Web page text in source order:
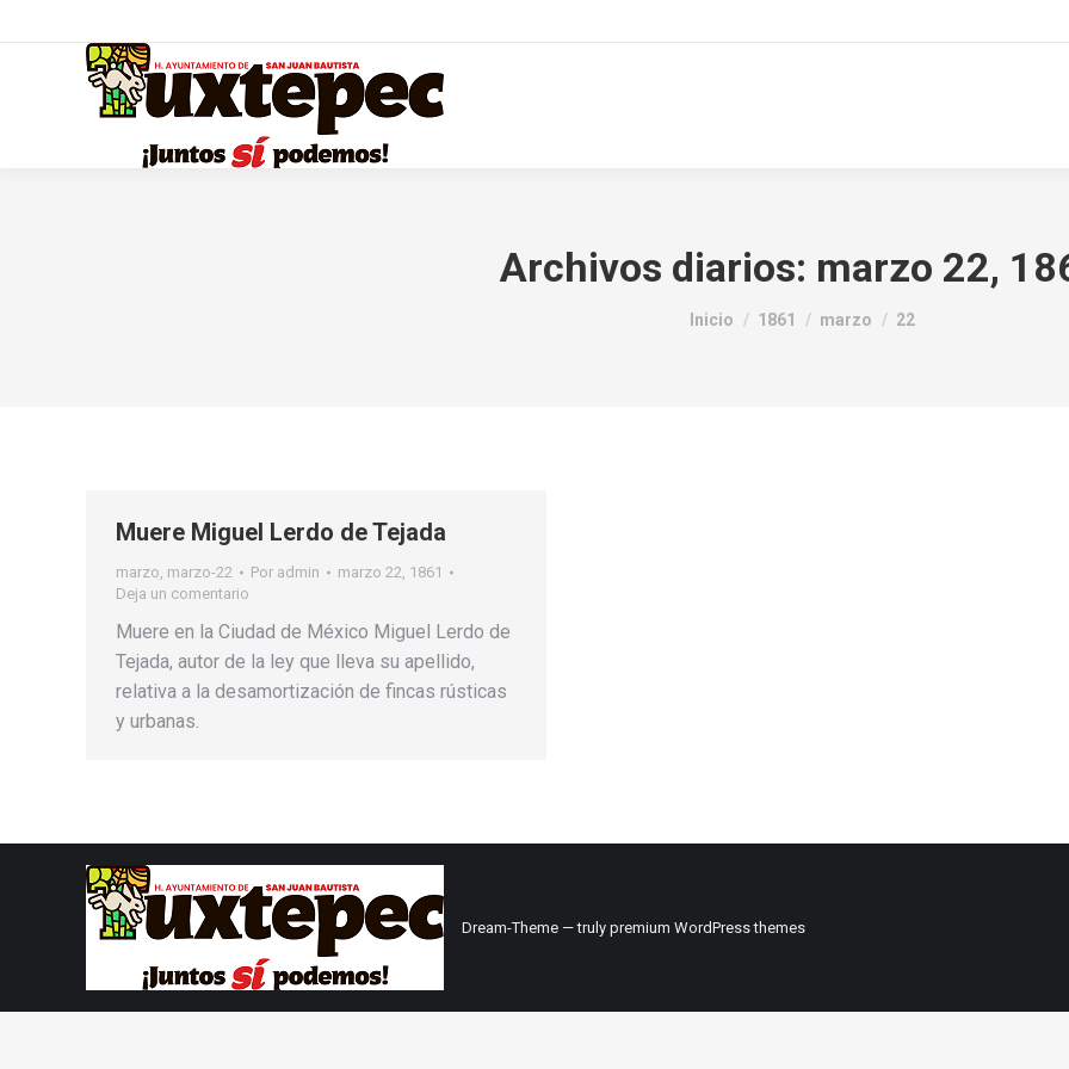
Archivos diarios: marzo 22,
Estás aquí:
Inicio 1861 marzo 22
Muere Miguel Lerdo de Tejada
marzo, marzo-22 Por admin
marzo 22, 1861
Deja un comentario
Muere en la Ciudad de México Miguel Lerdo de
Tejada, autor de la ley que lleva su apellido,
relativa a la desamortización de fincas rústicas
y urbanas.
Dream-Theme — truly premium WordPress themes